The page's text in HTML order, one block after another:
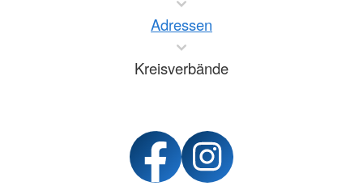
Adressen
Kreisverbände